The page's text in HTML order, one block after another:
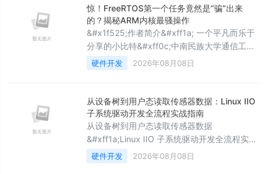
的基础设施&#xff0c;而大数据则为企业提供了
大量有价值的信息和洞察。两者的结合
&#xff0c;不仅使企业能够更好地利用数据资源
&#xff0c;还大大提升了运营效率和市场响应速
度
惊！FreeRTOS第一个任务竟然是“骗”出来
的？揭秘ARM内核最骚操作
&#x1f525;作者简介&#xff1a; 一个平凡而乐于
分享的小比特&#xff0c;中南民族大学通信工程
专业研究生&#xff0c;研究方向无线联邦学习
&#x1f3ac;擅长领域&#xff1a;驱动开发
作者主页&#xff1a;一个平凡而乐于分享的小比
特的个人主页 ✨收录专栏&#xff1a;操作系统
&#xff0c;本专栏为讲解各操
硬件开发 2026年08月08日
从设备树到用户态读取传感器数据：Linux IIO
子系统驱动开发全流程实战指南
从设备树到用户态读取传感器数据
&#xff1a;Linux IIO 子系统驱动开发全流程实战
指南一、工业传感器驱动的&#34;碎片化
&#34;之痛&#xff1a;为何内核需要统一的传感
硬件开发 2026年08月08日